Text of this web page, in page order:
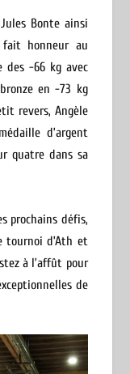
Bonte ainsi
fait honneur au
des -66 kg avec
en -73 kg
revers, Angèle
d’argent
quatre dans sa
prochains défis,
tournoi d’Ath et
à l’affût pour
de